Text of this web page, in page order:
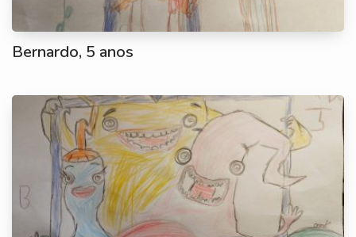
Bernardo, 5 anos